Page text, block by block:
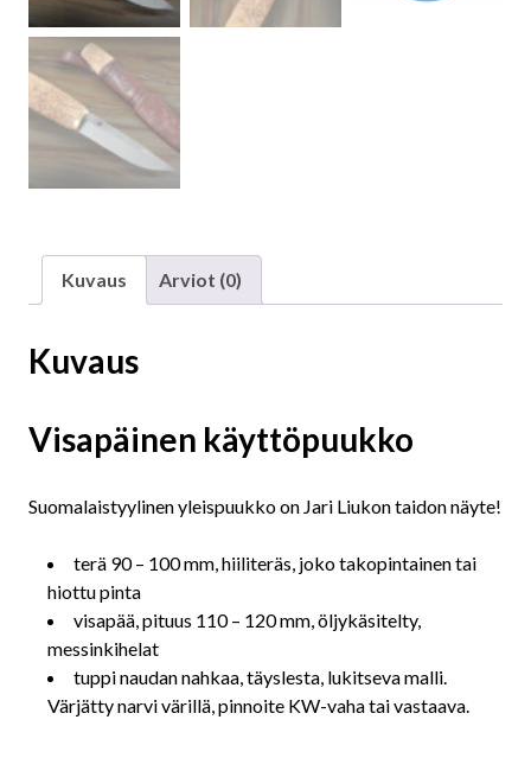
Kuvaus Arviot (0)
Kuvaus
Visapäinen käyttöpuukko
Suomalaistyylinen yleispuukko on Jari Liukon taidon näyte!
terä 90 – 100 mm, hiiliteräs, joko takopintainen tai
hiottu pinta
visapää, pituus 110 – 120 mm, öljykäsitelty,
messinkihelat
tuppi naudan nahkaa, täyslesta, lukitseva malli.
Värjätty narvi värillä, pinnoite KW-vaha tai vastaava.